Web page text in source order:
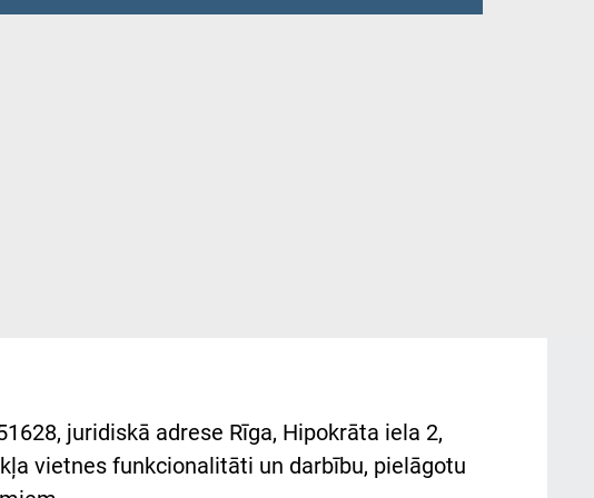
juridiskā adrese Rīga, Hipokrāta iela 2,
vietnes funkcionalitāti un darbību, pielāgotu